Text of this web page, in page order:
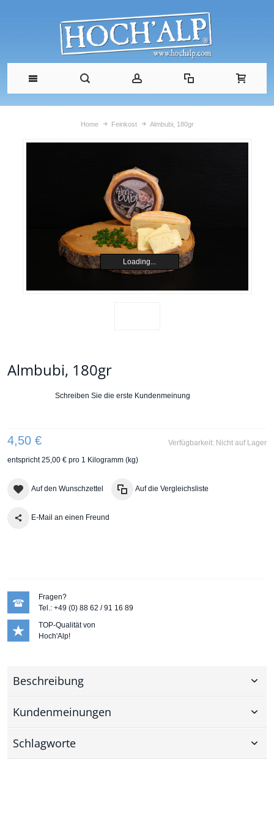
Home Feinkost Almbubi, 180gr
Loading...
Almbubi, 180gr
Schreiben Sie die erste Kundenmeinung
Verfügbarkeit: Nicht auf Lager
4,50 €
entspricht25,00 € pro 1 Kilogramm (kg)
Auf den Wunschzettel Auf die Vergleichsliste
E-Mail an einen Freund
Fragen?
Tel.: +49 (0) 88 62 / 91 16 89
TOP-Qualität von
Hoch'Alp!
Beschreibung
Kundenmeinungen
Schlagworte